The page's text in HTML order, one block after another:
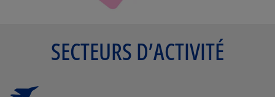
SECTEURS D’ACTIVITÉ